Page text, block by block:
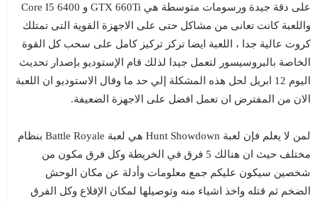
على دقة جيدة ورسومات متوسطة هي GTX 660Ti و Core I5 6400
واللعبة كانت تعانى من مشاكل حتى على الاجهزة القوية التى تمتلك
كروت عالية جدا ، اللعبة ايضا تركز تركيز كامل على سحب كل القوة
الخاصة بالبروسيسور لتعمل جيدا لذلك قام الإستوديو بإصدار تحديث
اليوم 12 ابريل لحل هذه المشكلة إلي حد ما وقال الاستوديو ان اللعبة
الان من المفترض ان تعمل افضل على الاجهزة الضعيفة.
لمن لا يعلم فإن لعبة Hunt Showdown هي لعبة Battle Royale بنظام
مختلف حيث ان هنالك 5 فرق في الخريطة وكل فرق مكون من
شخصين سيكون عليكم جمع معلومات وأدلة عن مكان الوحش
الضخم ثم قتله واخذ اشياء منه وتوصيلها لمكان الإقلاع وكل الفرق